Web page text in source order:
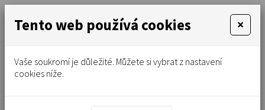
Tento web používá cookies ×
Vaše soukromí je důležité. Můžete si vybrat z nastavení
cookies níže.